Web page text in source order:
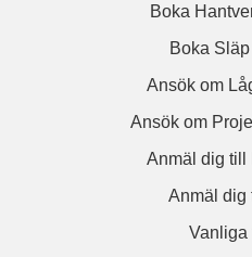
Boka
Boka Släp
Ansök om
Ansök om
Anmäl dig till
Anmäl dig
Vanliga